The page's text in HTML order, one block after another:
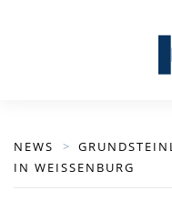
Zum Hauptinhalt
NEWS
IN WEISSENBURG